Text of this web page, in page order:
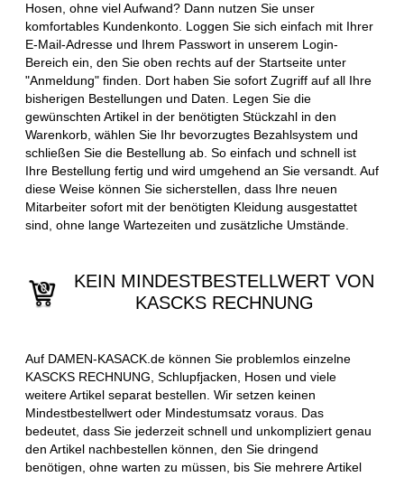
Hosen, ohne viel Aufwand? Dann nutzen Sie unser
komfortables Kundenkonto. Loggen Sie sich einfach mit Ihrer
E-Mail-Adresse und Ihrem Passwort in unserem Login-
Bereich ein, den Sie oben rechts auf der Startseite unter
"Anmeldung" finden. Dort haben Sie sofort Zugriff auf all Ihre
bisherigen Bestellungen und Daten. Legen Sie die
gewünschten Artikel in der benötigten Stückzahl in den
Warenkorb, wählen Sie Ihr bevorzugtes Bezahlsystem und
schließen Sie die Bestellung ab. So einfach und schnell ist
Ihre Bestellung fertig und wird umgehend an Sie versandt. Auf
diese Weise können Sie sicherstellen, dass Ihre neuen
Mitarbeiter sofort mit der benötigten Kleidung ausgestattet
sind, ohne lange Wartezeiten und zusätzliche Umstände.
KEIN MINDESTBESTELLWERT VON
KASCKS RECHNUNG
Auf DAMEN-KASACK.de können Sie problemlos einzelne
KASCKS RECHNUNG, Schlupfjacken, Hosen und viele
weitere Artikel separat bestellen. Wir setzen keinen
Mindestbestellwert oder Mindestumsatz voraus. Das
bedeutet, dass Sie jederzeit schnell und unkompliziert genau
den Artikel nachbestellen können, den Sie dringend
benötigen, ohne warten zu müssen, bis Sie mehrere Artikel